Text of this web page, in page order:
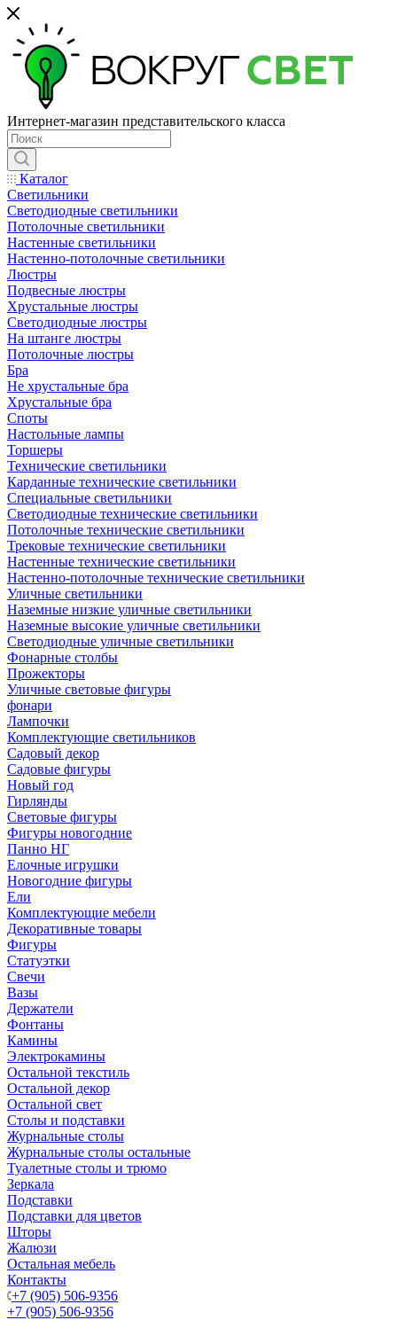
Интернет-магазин представительского класса
Каталог
Светильники
Светодиодные светильники
Потолочные светильники
Настенные светильники
Настенно-потолочные светильники
Люстры
Подвесные люстры
Хрустальные люстры
Светодиодные люстры
На штанге люстры
Потолочные люстры
Бра
Не хрустальные бра
Хрустальные бра
Споты
Настольные лампы
Торшеры
Технические светильники
Карданные технические светильники
Специальные светильники
Светодиодные технические светильники
Потолочные технические светильники
Трековые технические светильники
Настенные технические светильники
Настенно-потолочные технические светильники
Уличные светильники
Наземные низкие уличные светильники
Наземные высокие уличные светильники
Светодиодные уличные светильники
Фонарные столбы
Прожекторы
Уличные световые фигуры
фонари
Лампочки
Комплектующие светильников
Садовый декор
Садовые фигуры
Новый год
Гирлянды
Световые фигуры
Фигуры новогодние
Панно НГ
Елочные игрушки
Новогодние фигуры
Ели
Комплектующие мебели
Декоративные товары
Фигуры
Статуэтки
Свечи
Вазы
Держатели
Фонтаны
Камины
Электрокамины
Остальной текстиль
Остальной декор
Остальной свет
Столы и подставки
Журнальные столы
Журнальные столы остальные
Туалетные столы и трюмо
Зеркала
Подставки
Подставки для цветов
Шторы
Жалюзи
Остальная мебель
Контакты
+7 (905) 506-9356
+7 (905) 506-9356